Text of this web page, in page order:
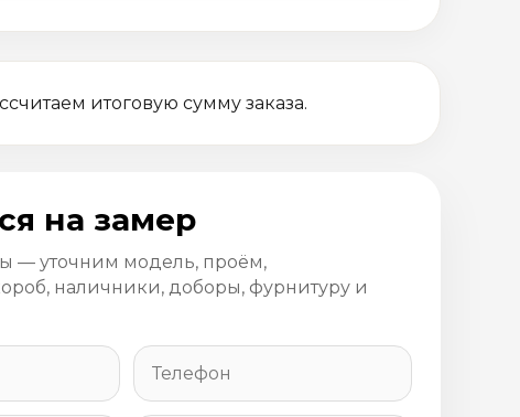
итоговую сумму заказа.
на замер
— уточним модель, проём,
наличники, доборы, фурнитуру и